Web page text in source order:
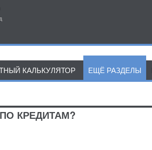
КАЛЬКУЛЯТОР ЕЩЁ РАЗДЕЛЫ
КРЕДИТАМ?